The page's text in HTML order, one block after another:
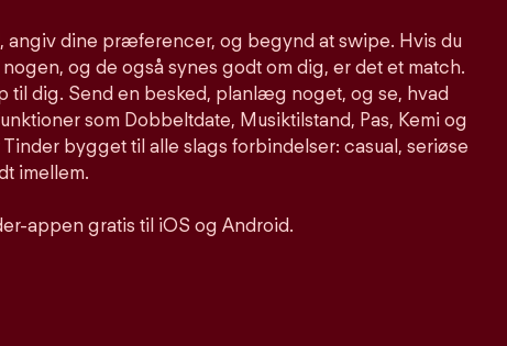
angiv dine præferencer, og begynd at swipe. Hvis du
og de også synes godt om dig, er det et match.
til dig. Send en besked, planlæg noget, og se, hvad
som Dobbeltdate, Musiktilstand, Pas, Kemi og
bygget til alle slags forbindelser: casual, seriøse
imellem.
appen gratis til iOS og Android.